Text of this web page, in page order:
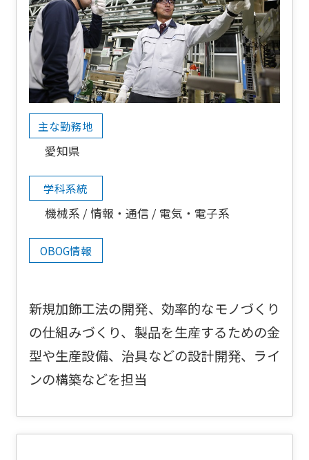
主な勤務地
愛知県
学科系統
機械系 情報・通信 電気・電子系
OBOG情報
新規加飾工法の開発、効率的なモノづくり
の仕組みづくり、製品を生産するための金
型や生産設備、治具などの設計開発、ライ
ンの構築などを担当